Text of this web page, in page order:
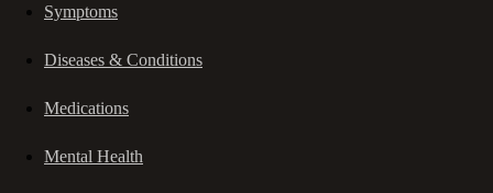
Symptoms
Diseases & Conditions
Medications
Mental Health